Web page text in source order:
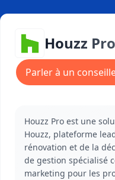
Houzz Pro
Parler à un
Houzz Pro est une
Houzz, plateforme
rénovation et de la
de gestion spécialisé
marketing pour les